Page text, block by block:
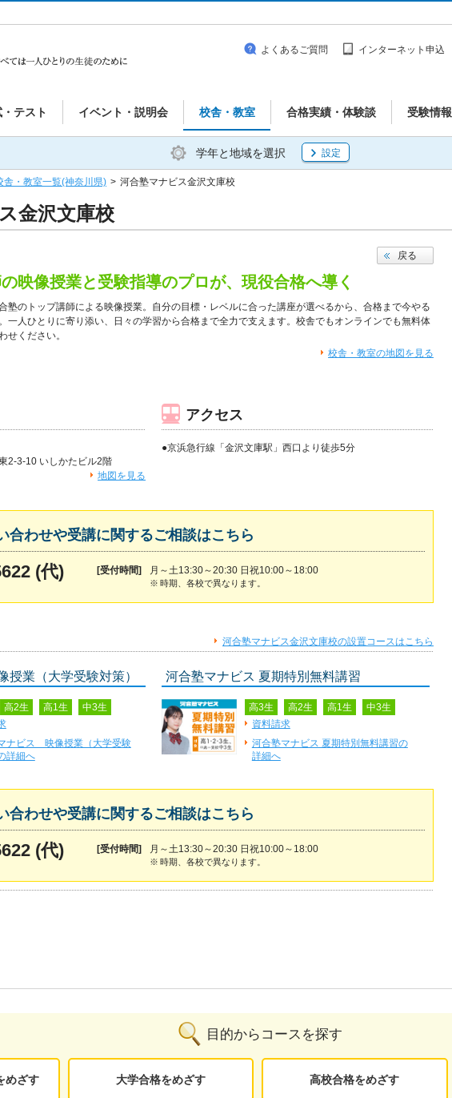
テスト イベント・説明会 校舎・教室 合格実績・体験談 受験情報
よくあるご質問 インターネット申込
学年と地域を選択 設定
舎・教室一覧(神奈川県) > 河合塾マナビス金沢文庫校
金沢文庫校
戻る
映像授業と受験指導のプロが、現役合格へ導く
塾のトップ講師による映像授業。自分の目標・レベルに合った講座が選べるから、合格まで今やる
一人ひとりに寄り添い、日々の学習から合格まで全力で支えます。校舎でもオンラインでも無料体
せください。
校舎・教室の地図を見る
2-3-10 いしかたビル2階
地図を見る
アクセス
●京浜急行線「金沢文庫駅」西口より徒歩5分
合わせや受講に関するご相談はこちら
(代) [受付時間] 月～土13:30～20:30 日祝10:00～18:00
※ 時期、各校で異なります。
河合塾マナビス金沢文庫校の設置コースはこちら
業（大学受験対策）
高2生 高1生
中3生
ナビス 映像授業（大学受験
詳細へ
河合塾マナビス 夏期特別無料講習
高3生 高2生 高1生
中3生
資料請求
河合塾マナビス 夏期特別無料講習の
詳細へ
合わせや受講に関するご相談はこちら
(代) [受付時間] 月～土13:30～20:30 日祝10:00～18:00
※ 時期、各校で異なります。
目的からコースを探す
めざす 大学合格をめざす 高校合格をめざす